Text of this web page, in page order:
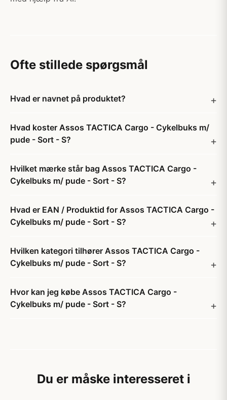
Ofte stillede spørgsmål
Hvad er navnet på produktet?
Hvad koster Assos TACTICA Cargo - Cykelbuks m/
pude - Sort - S?
Hvilket mærke står bag Assos TACTICA Cargo -
Cykelbuks m/ pude - Sort - S?
Hvad er EAN / Produktid for Assos TACTICA Cargo -
Cykelbuks m/ pude - Sort - S?
Hvilken kategori tilhører Assos TACTICA Cargo -
Cykelbuks m/ pude - Sort - S?
Hvor kan jeg købe Assos TACTICA Cargo -
Cykelbuks m/ pude - Sort - S?
Du er måske interesseret i